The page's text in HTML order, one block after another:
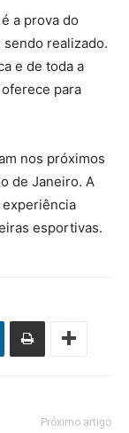
a prova do
realizado.
e de toda a
para
nos próximos
de Janeiro. A
esportivas.
Próximo artigo